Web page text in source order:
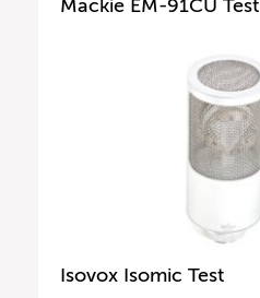
Mackie EM-91CU Test
Isovox Isomic Test